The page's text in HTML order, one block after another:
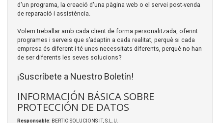
d'un programa, la creació d'una pàgina web o el servei post-venda
de reparació i assistència.
Volem treballar amb cada client de forma personalitzada, oferint
programes i serveis que s’adaptin a cada realitat, perquè si cada
empresa és diferent i té unes necessitats diferents, perquè no han
de ser diferents les seves solucions?
¡Suscríbete a Nuestro Boletín!
INFORMACIÓN BÁSICA SOBRE
PROTECCIÓN DE DATOS
Responsable: BERTIC SOLUCIONS IT, S.L.U.